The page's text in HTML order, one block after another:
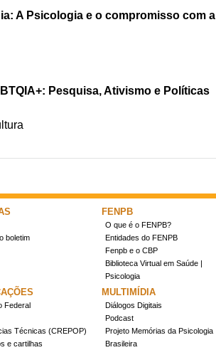
A Psicologia e o compromisso com a
Pesquisa, Ativismo e Políticas
boletim
FENPB
O que é o FENPB?
Entidades do FENPB
Fenpb e o CBP
Biblioteca Virtual em Saúde |
Psicologia
Federal
Técnicas (CREPOP)
e cartilhas
MULTIMÍDIA
Diálogos Digitais
Podcast
Projeto Memórias da Psicologia
Brasileira